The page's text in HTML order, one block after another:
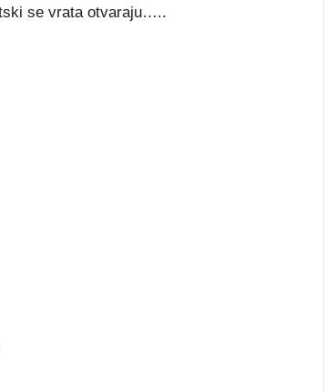
se vrata otvaraju…..